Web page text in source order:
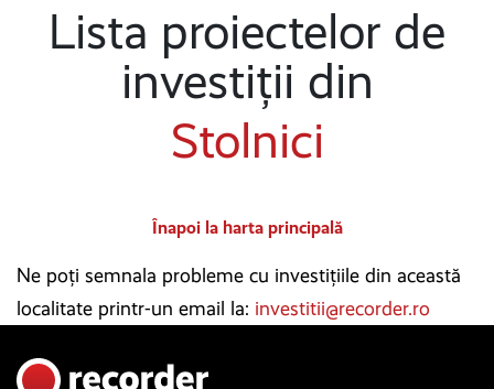
Lista proiectelor de
investiții din
Stolnici
Înapoi la harta principală
Ne poți semnala probleme cu investițiile din această
localitate printr-un email la: investitii@recorder.ro